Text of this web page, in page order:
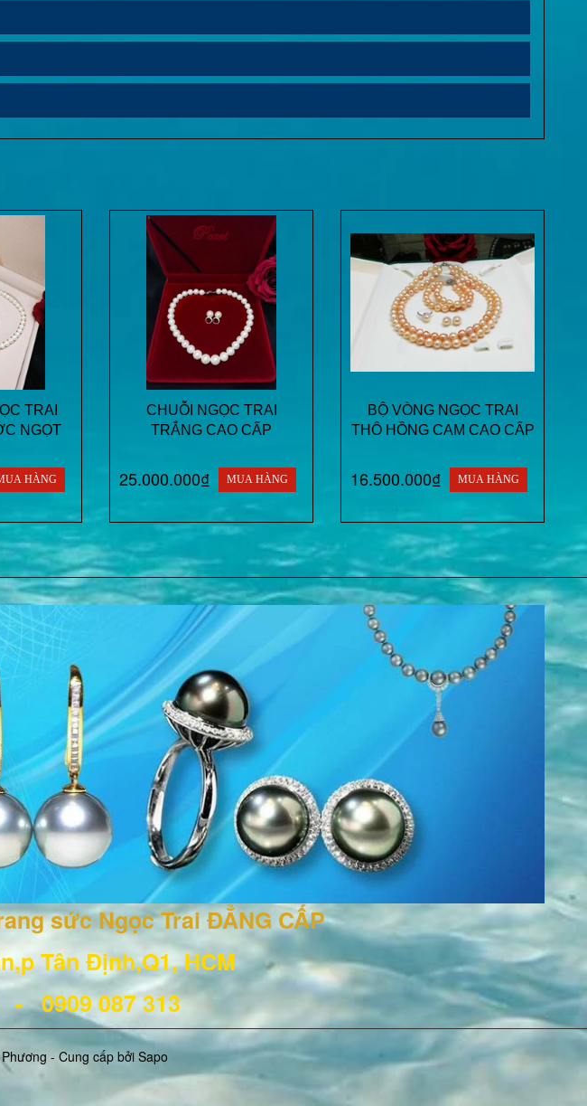
TRAI
NGỌT
HÀNG
CHUỖI NGỌC TRAI
TRẮNG CAO CẤP
25.000.000₫ MUA HÀNG
BỘ VÒNG NGỌC TRAI
THÔ HỒNG CAM CAO CẤP
16.500.000₫ MUA HÀNG
sức Ngọc Trai ĐẲNG CẤP
Tân Định,Q1, HCM
- 0909 087 313
- Cung cấp bởiSapo